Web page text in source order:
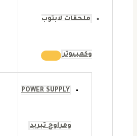
ملحقات لابتوب
وكمبيوتر
POWER SUPPLY
ومراوح تبريد